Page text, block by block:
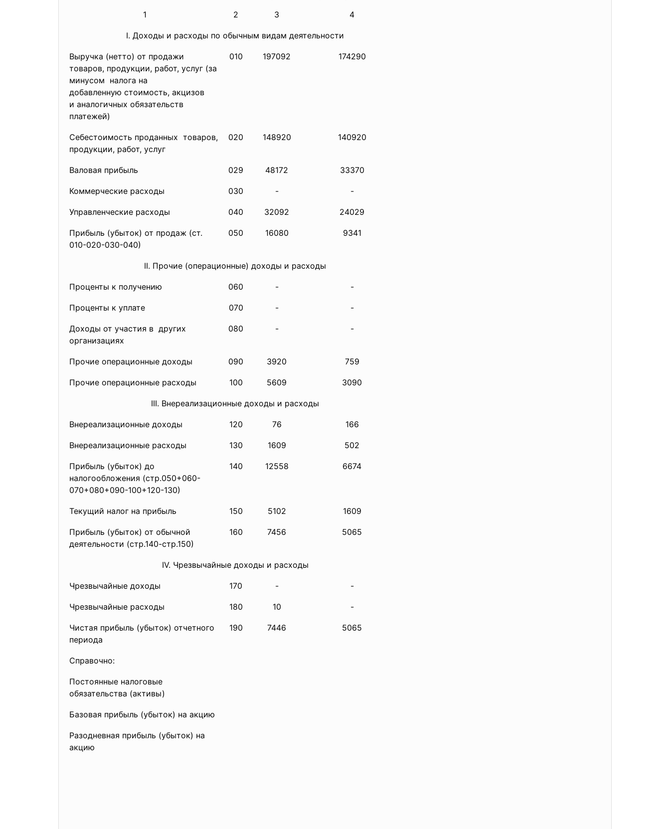
1 2 3 4
I. Доходы и расходы по обычным видам деятельности
Выручка (нетто) от продажи
товаров, продукции, работ, услуг (за
минусом налога на
добавленную стоимость, акцизов
и аналогичных обязательств
платежей)
010 197092 174290
Себестоимость проданных товаров,
продукции, работ, услуг
020 148920 140920
Валовая прибыль 029 48172 33370
Коммерческие расходы 030 - -
Управленческие расходы 040 32092 24029
Прибыль (убыток) от продаж (ст.
010-020-030-040)
050 16080 9341
II. Прочие (операционные) доходы и расходы
Проценты к получению 060 - -
Проценты к уплате 070 - -
Доходы от участия в других
организациях
080 - -
Прочие операционные доходы 090 3920 759
Прочие операционные расходы 100 5609 3090
III. Внереализационные доходы и расходы
Внереализационные доходы 120 76 166
Внереализационные расходы 130 1609 502
Прибыль (убыток) до
налогообложения (стр.050+060-
070+080+090-100+120-130)
140 12558 6674
Текущий налог на прибыль 150 5102 1609
Прибыль (убыток) от обычной
деятельности (стр.140-стр.150)
160 7456 5065
IV. Чрезвычайные доходы и расходы
Чрезвычайные доходы 170 - -
Чрезвычайные расходы 180 10 -
Чистая прибыль (убыток) отчетного
периода
190 7446 5065
Справочно:
Постоянные налоговые
обязательства (активы)
Базовая прибыль (убыток) на акцию
Разодневная прибыль (убыток) на
акцию